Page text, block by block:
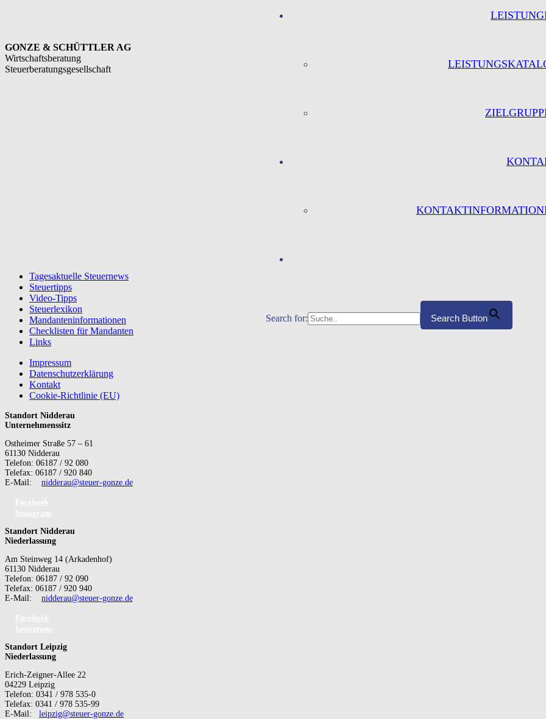
Search for: Search Button
GONZE & SCHÜTTLER AG
Wirtschaftsberatung
Steuerberatungsgesellschaft
Tagesaktuelle Steuernews
Steuertipps
Video-Tipps
Steuerlexikon
Mandanteninformationen
Checklisten für Mandanten
Links
Impressum
Datenschutzerklärung
Kontakt
Cookie-Richtlinie (EU)
Standort Nidderau
Unternehmenssitz
Ostheimer Straße 57 – 61
61130 Nidderau
Telefon: 06187 / 92 080
Telefax: 06187 / 920 840
E-Mail: nidderau@steuer-gonze.de
Standort Nidderau
Niederlassung
Am Steinweg 14 (Arkadenhof)
61130 Nidderau
Telefon: 06187 / 92 090
Telefax: 06187 / 920 940
E-Mail: nidderau@steuer-gonze.de
Standort Leipzig
Niederlassung
Erich-Zeigner-Allee 22
04229 Leipzig
Telefon: 0341 / 978 535-0
Telefax: 0341 / 978 535-99
E-Mail: leipzig@steuer-gonze.de